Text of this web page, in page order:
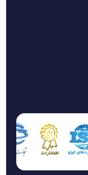
است.